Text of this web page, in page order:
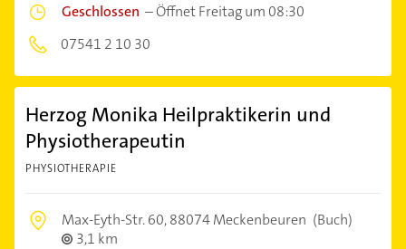
Geschlossen –Öffnet Freitag um 08:30
07541 2 10 30
Herzog Monika Heilpraktikerin und
Physiotherapeutin
PHYSIOTHERAPIE
Max-Eyth-Str. 60,88074 Meckenbeuren (Buch)
3,1 km